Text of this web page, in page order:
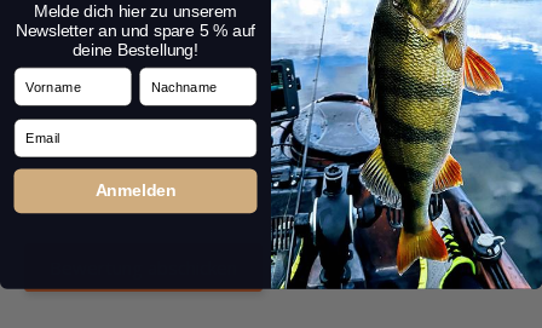
Melde dich hier zu unserem
Newsletter an und spare 5 % auf
deine Bestellung!
Vorname Nachname
Email
Anmelden